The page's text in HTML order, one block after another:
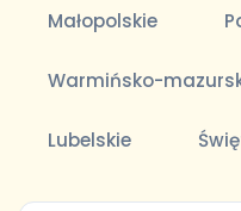
Małopolskie
Warmińsko-
Lubelskie